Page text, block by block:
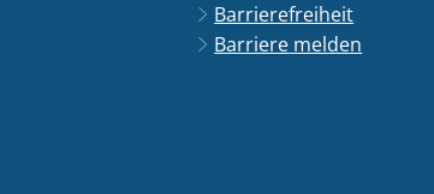
Barrierefreiheit
Barriere melden